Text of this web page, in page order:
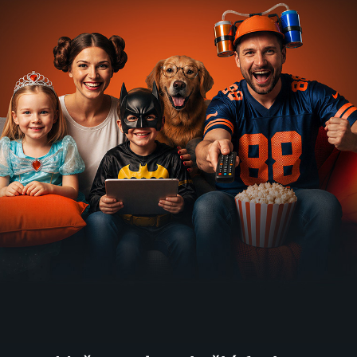
Velké řeky
světa - Nil
Slavní lidé
Hranice
neznáma
2015 | Austrálie | Vesmír
Můj
270kg
život IV:
Lupe
Reality TV
34 dílů
Po
stopách
hvězd
2008-2009 | Slavní lidé
79%
11 dílů
Zlatá
horečka
Zrcadlo
26 dílů
Evropa
dnes
Vzdělávací, Aktuální dění
85 %
5 dílů
Africké
šelmy
Záchranáři